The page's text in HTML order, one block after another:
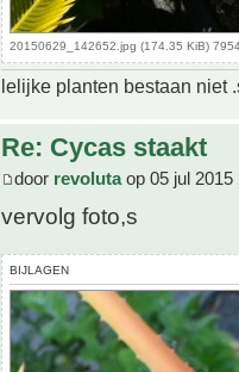
20150629_142652.jpg (174.35 KiB)
lelijke planten bestaan niet
Re: Cycas staakt
door revolutaop 05 jul 2015
vervolg foto,s
BIJLAGEN